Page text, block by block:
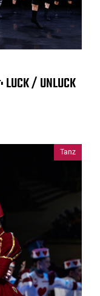
/ UNLUCK
Tanz